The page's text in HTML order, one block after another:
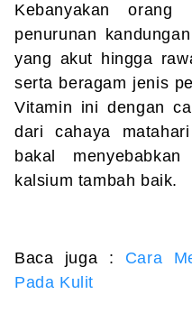
Kebanyakan orang
penurunan
yang akut hingga
serta beragam jenis
Vitamin ini dengan
dari cahaya
bakal
kalsium tambah baik.
Baca juga : Cara
Pada Kulit